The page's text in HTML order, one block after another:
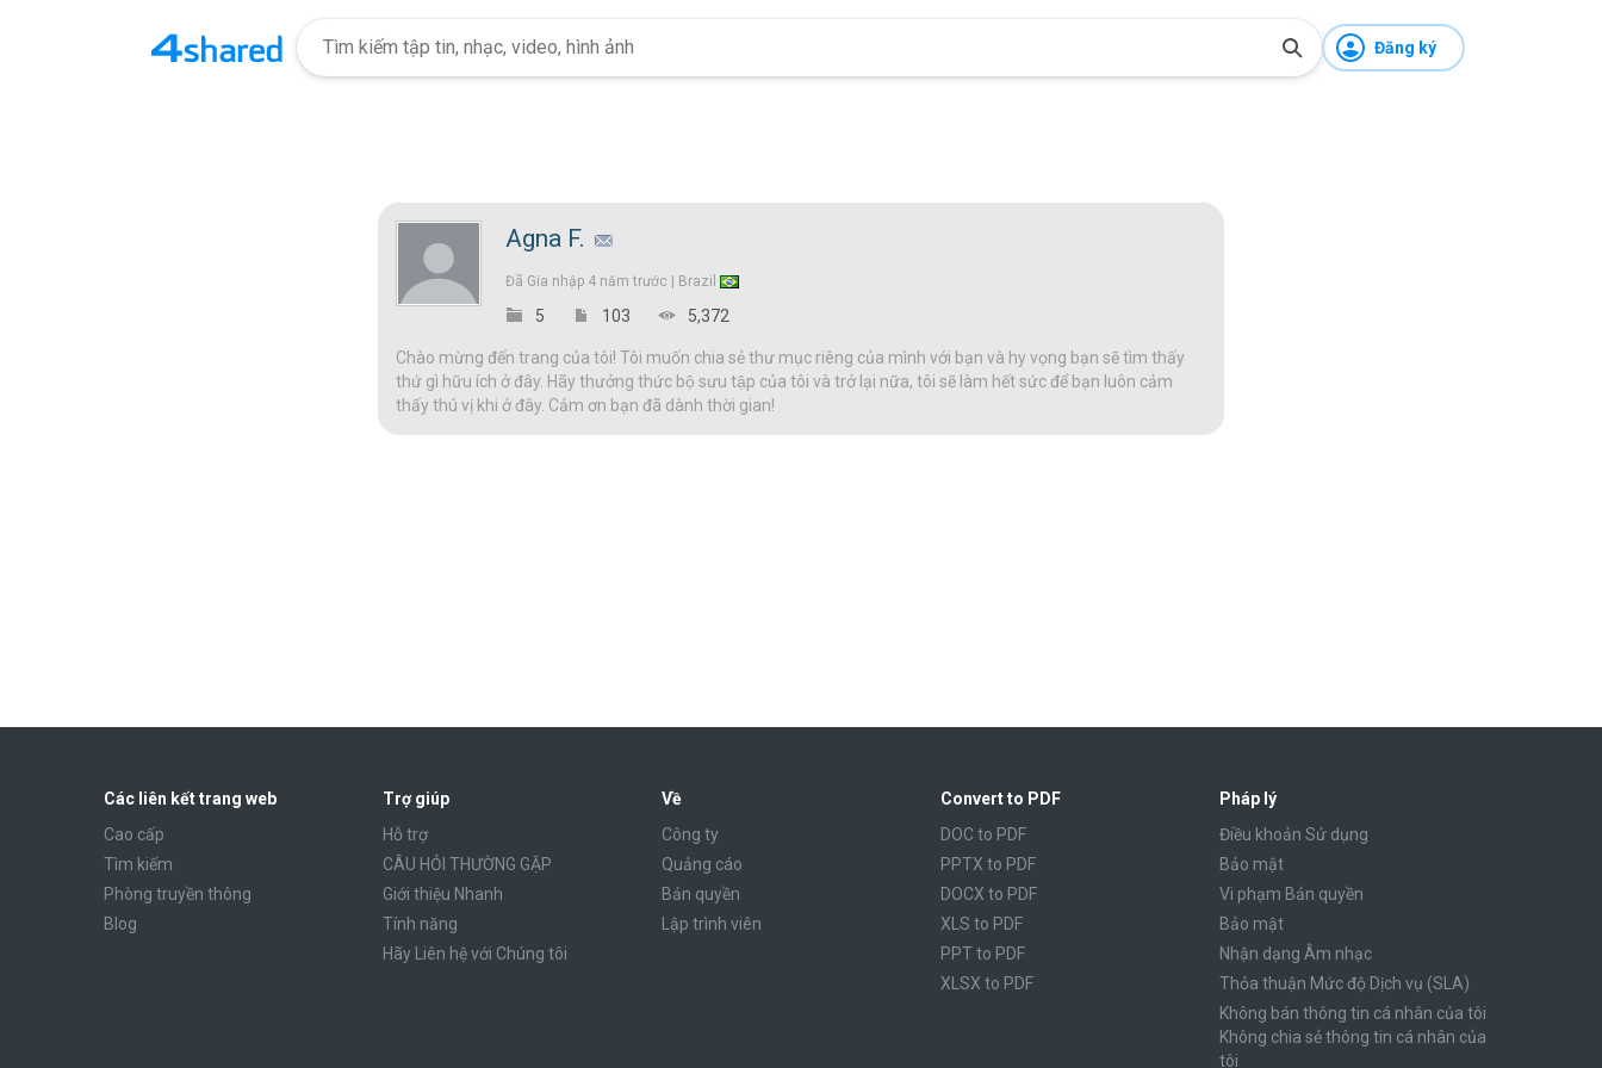
Đăng ký
Agna F.
Đã Gia nhập 4 năm trước | Brazil
5 103 5,372
Chào mừng đến trang của tôi! Tôi muốn chia sẻ thư mục riêng của mình với bạn và hy vọng bạn sẽ tìm thấy
thứ gì hữu ích ở đây. Hãy thưởng thức bộ sưu tập của tôi và trở lại nữa, tôi sẽ làm hết sức để bạn luôn cảm
thấy thú vị khi ở đây. Cảm ơn bạn đã dành thời gian!
Các liên kết trang web
Cao cấp
Tìm kiếm
Phòng truyền thông
Blog
Trợ giúp
Hỗ trợ
CÂU HỎI THƯỜNG GẶP
Giới thiệu Nhanh
Tính năng
Hãy Liên hệ với Chúng tôi
Về
Công ty
Quảng cáo
Bản quyền
Lập trình viên
Convert to PDF
DOC to PDF
PPTX to PDF
DOCX to PDF
XLS to PDF
PPT to PDF
XLSX to PDF
Pháp lý
Điều khoản Sử dụng
Bảo mật
Vi phạm Bản quyền
Bảo mật
Nhận dạng Âm nhạc
Thỏa thuận Mức độ Dịch vụ (SLA)
Không bán thông tin cá nhân của tôi
Không chia sẻ thông tin cá nhân của
tôi